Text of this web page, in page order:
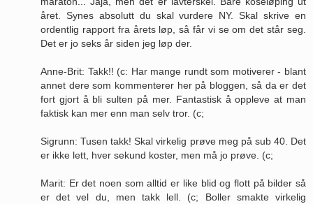
året. Synes absolutt du skal vurdere NY. Skal skrive en
ordentlig rapport fra årets løp, så får vi se om det står seg.
Det er jo seks år siden jeg løp der.
Anne-Brit: Takk!! (c: Har mange rundt som motiverer - blant
annet dere som kommenterer her på bloggen, så da er det
fort gjort å bli sulten på mer. Fantastisk å oppleve at man
faktisk kan mer enn man selv tror. (c;
Sigrunn: Tusen takk! Skal virkelig prøve meg på sub 40. Det
er ikke lett, hver sekund koster, men må jo prøve. (c;
Marit: Er det noen som alltid er like blid og flott på bilder så
er det vel du, men takk lell. (c; Boller smakte virkelig